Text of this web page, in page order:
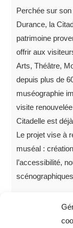
Perchée sur
Durance, la
patrimoine
offrir aux
Arts, Théâtre,
depuis plus de
muséographie
visite
Citadelle est
Le projet vise à
muséal :
l’accessibilité,